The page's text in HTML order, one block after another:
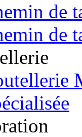
de
de